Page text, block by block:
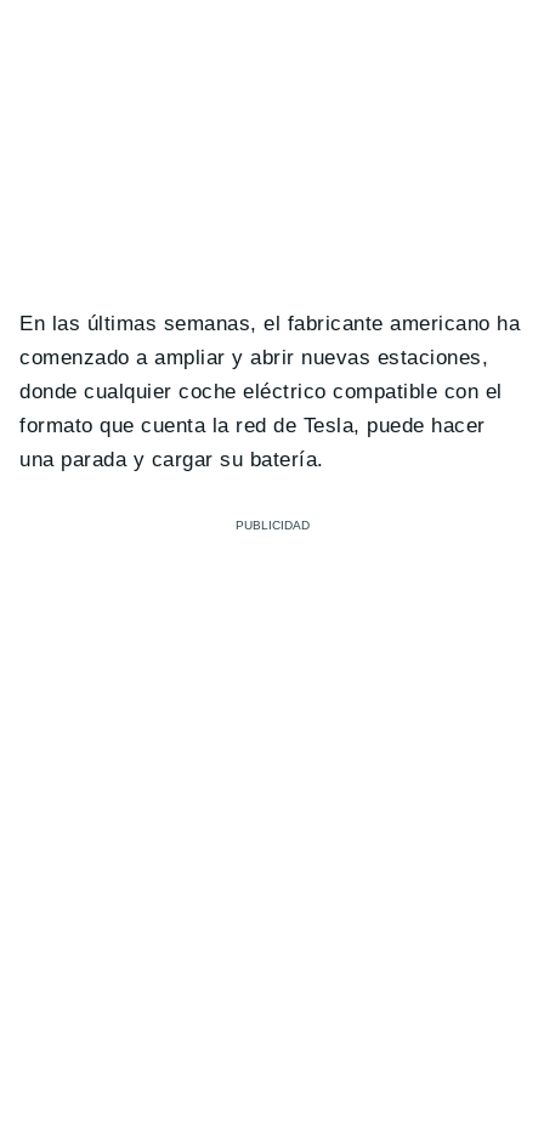
En las últimas semanas, el fabricante americano ha
comenzado a ampliar y abrir nuevas estaciones,
donde cualquier coche eléctrico compatible con el
formato que cuenta la red de Tesla, puede hacer
una parada y cargar su batería.